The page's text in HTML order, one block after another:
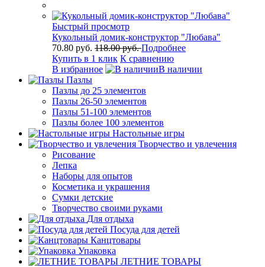
Быстрый просмотр
Кукольный домик-конструктор "Любава"
70.80 руб. 118.00 руб.Подробнее
Купить в 1 клик К сравнению
В избранное
В наличии
Пазлы
Пазлы до 25 элементов
Пазлы 26-50 элементов
Пазлы 51-100 элементов
Пазлы более 100 элементов
Настольные игры
Творчество и увлечения
Рисование
Лепка
Наборы для опытов
Косметика и украшения
Сумки детские
Творчество своими руками
Для отдыха
Посуда для детей
Канцтовары
Упаковка
ЛЕТНИЕ ТОВАРЫ